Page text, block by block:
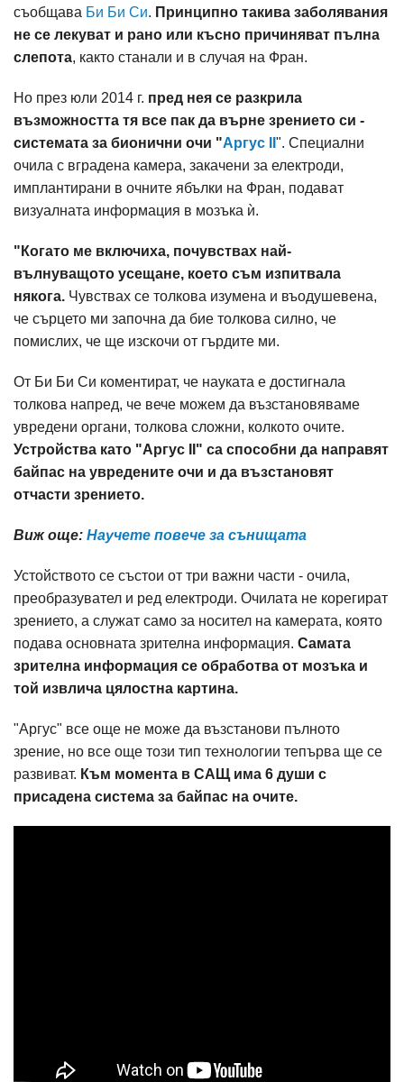
съобщава Би Би Си. Принципно такива заболявания
не се лекуват и рано или късно причиняват пълна
слепота, както станали и в случая на Фран.
Но през юли 2014 г. пред нея се разкрила
възможността тя все пак да върне зрението си -
системата за бионични очи "Аргус II ". Специални
очила с вградена камера, закачени за електроди,
имплантирани в очните ябълки на Фран, подават
визуалната информация в мозъка ѝ.
"Когато ме включиха, почувствах най-
вълнуващото усещане, което съм изпитвала
някога. Чувствах се толкова изумена и въодушевена,
че сърцето ми започна да бие толкова силно, че
помислих, че ще изскочи от гърдите ми.
От Би Би Си коментират, че науката е достигнала
толкова напред, че вече можем да възстановяваме
увредени органи, толкова сложни, колкото очите.
Устройства като "Аргус II" са способни да направят
байпас на увредените очи и да възстановят
отчасти зрението.
Виж още: Научете повече за сънищата
Устойството се състои от три важни части - очила,
преобразувател и ред електроди. Очилата не корегират
зрението, а служат само за носител на камерата, която
подава основната зрителна информация. Самата
зрителна информация се обработва от мозъка и
той извлича цялостна картина.
"Аргус" все още не може да възстанови пълното
зрение, но все още този тип технологии тепърва ще се
развиват. Към момента в САЩ има 6 души с
присадена система за байпас на очите.